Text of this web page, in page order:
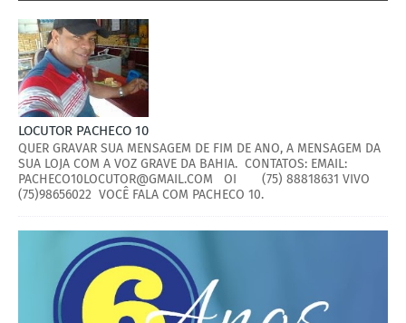
LOCUTOR PACHECO 10
QUER GRAVAR SUA MENSAGEM DE FIM DE ANO, A MENSAGEM DA
SUA LOJA COM A VOZ GRAVE DA BAHIA. CONTATOS: EMAIL:
PACHECO10LOCUTOR@GMAIL.COM OI (75) 88818631 VIVO
(75)98656022 VOCÊ FALA COM PACHECO 10.